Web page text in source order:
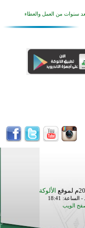
وساراتوف وموردوفيا هذا العام
الشخصية للشباب المسلمين
الألوكة
الويب